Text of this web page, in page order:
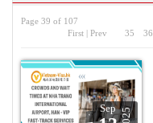
Page 39 of 107
First | Prev 35 36
Sep 2025